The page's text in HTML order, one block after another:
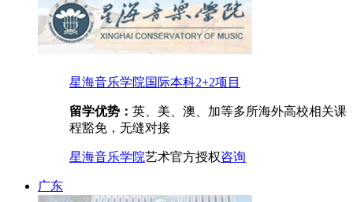
星海音乐学院国际本科2+2项目
留学优势： 英、美、澳、加等多所海外高校相关课
程豁免，无缝对接
星海音乐学院艺术官方授权咨询
广东